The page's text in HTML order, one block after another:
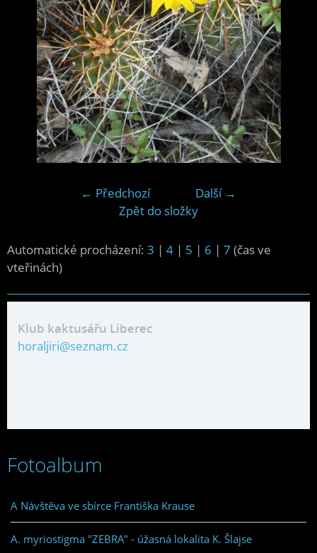
← Předchozí
Další →
Zpět do složky
Automatické procházení: 3 | 4 | 5 | 6 | 7 (čas ve
vteřinách)
Klub kaktusářu Liberec
horaljiri@seznam.cz
Fotoalbum
A Návštěva ve sbírce Františka Krause
A. myriostigma "ZEBRA" - úžasná lokalita K. Šlajse